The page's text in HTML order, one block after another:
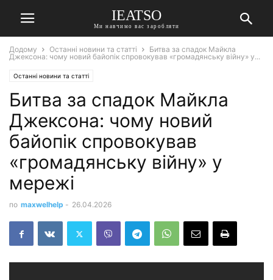
IEATSO
Ми навчимо вас заробляти
Додому Останні новини та статті
Битва за спадок Майкла
Джексона: чому новий байопік спровокував «громадянську війну» у...
Останні новини та статті
Битва за спадок Майкла
Джексона: чому новий
байопік спровокував
«громадянську війну» у
мережі
по maxwelhelp - 26.04.2026